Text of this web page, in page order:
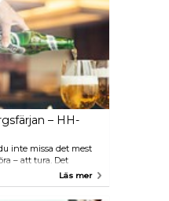
– HH-
inte missa det mest
– att tura. Det
och-retur mellan
att stiga av. Så här
Läs mer